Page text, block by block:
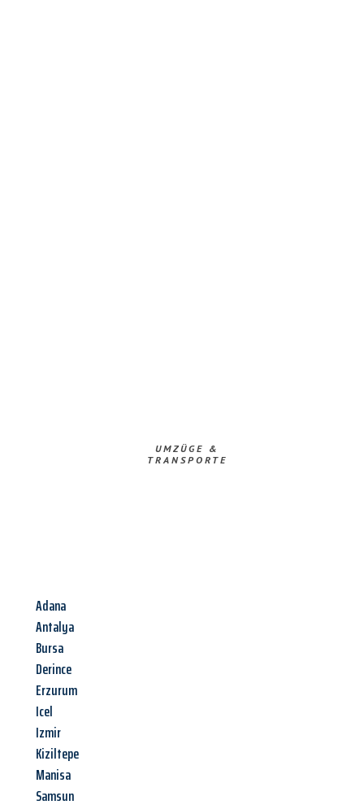
UMZÜGE &
TRANSPORTE
Adana
Antalya
Bursa
Derince
Erzurum
Icel
Izmir
Kiziltepe
Manisa
Samsun